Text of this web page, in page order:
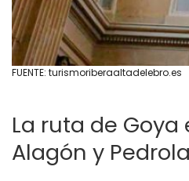
FUENTE: turismoriberaaltadelebro.es
La ruta de Goya
Alagón y Pedrola